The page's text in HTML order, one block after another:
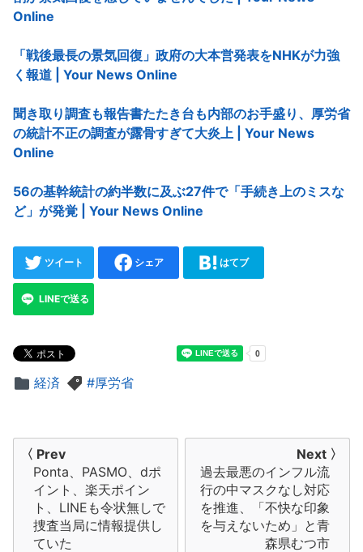
Online
「戦後最長の景気回復」政府の大本営発表をNHKが力強
く報道 | Your News Online
聞き取り調査も報告書たたき台も内部のお手盛り、厚労省
の統計不正の調査が露骨すぎて大炎上 | Your News
Online
56の基幹統計の約半数に及ぶ27件で「手続き上のミスな
ど」が発覚 | Your News Online
ツイート シェア はてブ
LINEで送る
経済 厚労省
〈 Prev
Ponta、PASMO、dポ
イント、楽天ポイン
ト、LINEも令状無しで
捜査当局に情報提供し
ていた
Next 〉
過去最悪のインフル流
行の中マスクなし対応
を推進、「不快な印象
を与えないため」と青
森県むつ市